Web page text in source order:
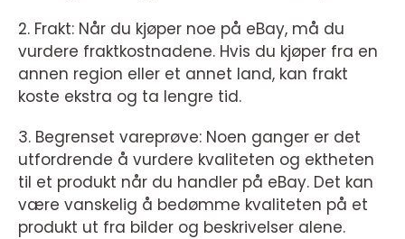
2. Frakt: Når du kjøper noe på eBay, må du
vurdere fraktkostnadene. Hvis du kjøper fra en
annen region eller et annet land, kan frakt
koste ekstra og ta lengre tid.
3. Begrenset vareprøve: Noen ganger er det
utfordrende å vurdere kvaliteten og ektheten
til et produkt når du handler på eBay. Det kan
være vanskelig å bedømme kvaliteten på et
produkt ut fra bilder og beskrivelser alene.